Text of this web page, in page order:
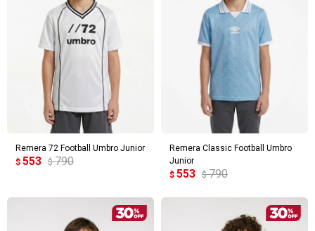
Remera 72 Football Umbro Junior
$ 553 $ 790
Remera Classic Football Umbro
Junior
$ 553 $ 790